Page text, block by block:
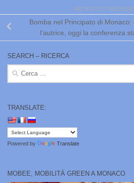
ARTICOLO
Bomba nel Principato di
l’autrice, oggi la conferenza
SEARCH – RICERCA
Ricerca
TRANSLATE:
Powered by Translate
MOBEE, MOBILITÀ GREEN A MONACO